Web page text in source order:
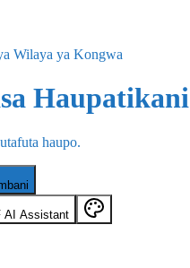
Wilaya ya Kongwa
Haupatikani
haupo.
AI Assistant